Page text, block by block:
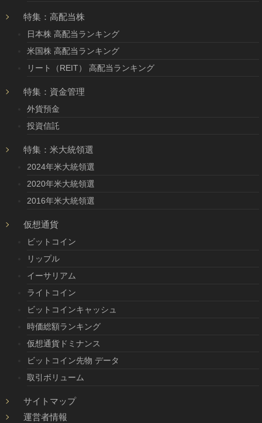
特集：高配当株
日本株 高配当ランキング
米国株 高配当ランキング
リート（REIT） 高配当ランキング
特集：資金管理
外貨預金
投資信託
特集：米大統領選
2024年米大統領選
2020年米大統領選
2016年米大統領選
仮想通貨
ビットコイン
リップル
イーサリアム
ライトコイン
ビットコインキャッシュ
時価総額ランキング
仮想通貨ドミナンス
ビットコイン先物 データ
取引ボリューム
サイトマップ
運営者情報